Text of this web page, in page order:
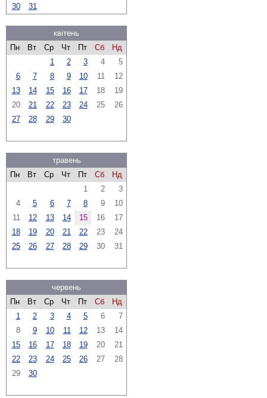
30
31
квітень
Пн
Вт Ср Чт Пт Сб
Нд
1
2 3 4
5
6
7 8 9 10 11
12
13
14 15 16 17 18
19
20
21 22 23 24 25
26
27
28 29 30
травень
Пн
Вт Ср Чт Пт Сб
Нд
1
2
3
4
5 6 7 8 9
10
11
12 13 14 15 16
17
18
19 20 21 22 23
24
25
26 27 28 29 30 31
червень
Пн
Вт Ср Чт Пт Сб
Нд
1
2 3 4 5 6
7
8
9 10 11 12 13
14
15
16 17 18 19 20
21
22
23 24 25 26 27
28
29
30